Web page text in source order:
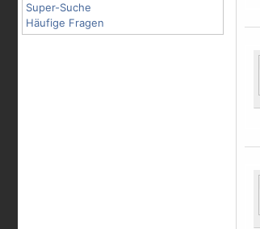
Super-Suche
Häufige Fragen